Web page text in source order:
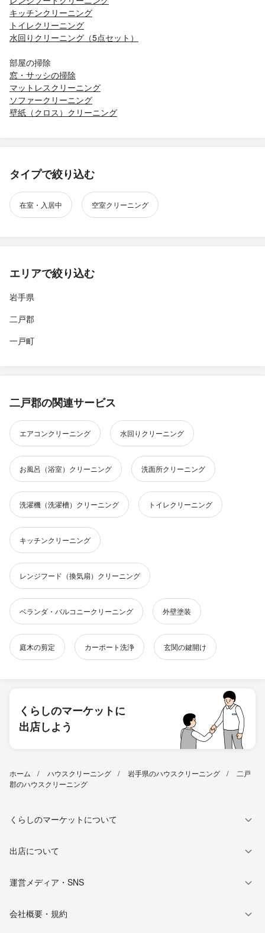
キッチンクリーニング
トイレクリーニング
水回りクリーニング（5点セット）
部屋の掃除
窓・サッシの掃除
マットレスクリーニング
ソファークリーニング
壁紙（クロス）クリーニング
タイプで絞り込む
在室・入居中 空室クリーニング
エリアで絞り込む
岩手県
二戸郡
一戸町
二戸郡の関連サービス
エアコンクリーニング 水回りクリーニング
お風呂（浴室）クリーニング 洗面所クリーニング
洗濯機（洗濯槽）クリーニング トイレクリーニング
キッチンクリーニング
レンジフード（換気扇）クリーニング
ベランダ・バルコニークリーニング 外壁塗装
庭木の剪定 カーポート洗浄 玄関の鍵開け
くらしのマーケットに
出店しよう
ホーム ハウスクリーニング 岩手県のハウスクリーニング
二戸
郡のハウスクリーニング
くらしのマーケットについて
出店について
運営メディア・SNS
会社概要・規約